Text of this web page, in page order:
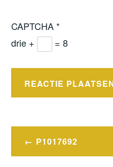
CAPTCHA *
drie +
= 8
Bericht
navigatie
P1017692